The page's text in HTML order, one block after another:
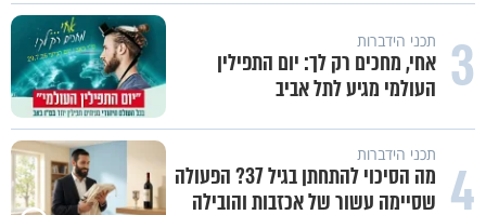
3 תכני הידברות
אחי, מחכים רק לך: יום התפילין
העולמי מגיע לתל אביב
4 תכני הידברות
מה הסיכוי להתחתן בגיל 37? הפעולה
שסיימה עשור של אכזבות והובילה